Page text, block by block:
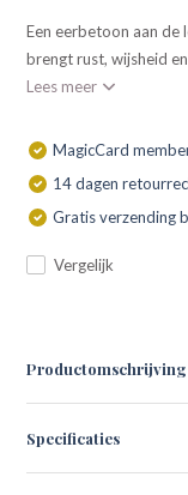
Een eerbetoon aan de
brengt rust, wijsheid
Lees meer
MagicCard
14 dagen
Gratis verzending
Vergelijk
Productomschrijving
Specificaties